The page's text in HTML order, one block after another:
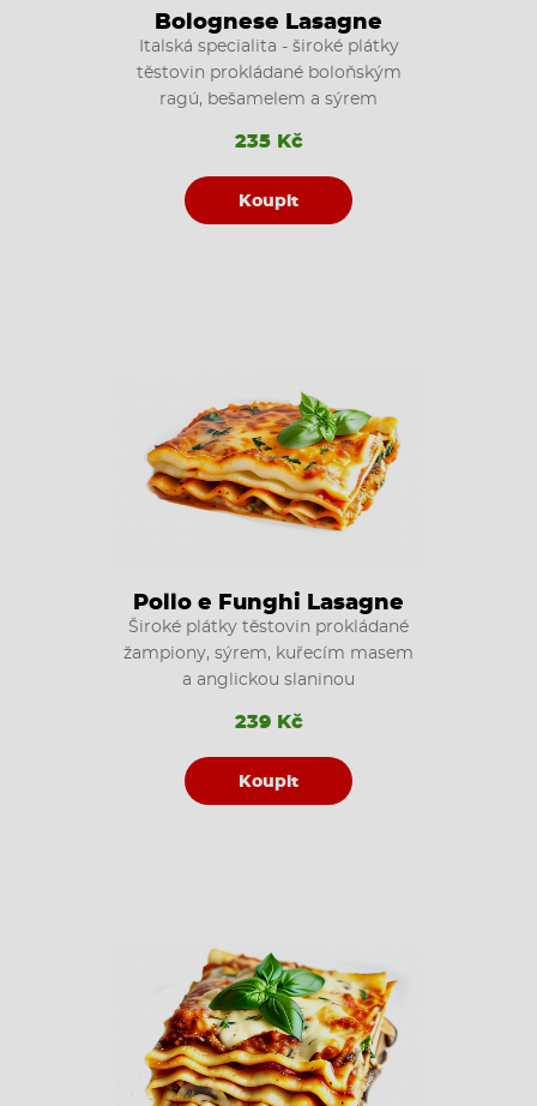
Bolognese Lasagne
Italská specialita - široké plátky
těstovin prokládané boloňským
ragú, bešamelem a sýrem
235 Kč
Koupit
Pollo e Funghi Lasagne
Široké plátky těstovin prokládané
žampiony, sýrem, kuřecím masem
a anglickou slaninou
239 Kč
Koupit